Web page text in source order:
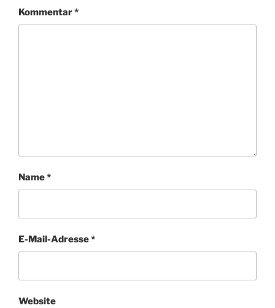
Kommentar*
Name*
E-Mail-Adresse*
Website